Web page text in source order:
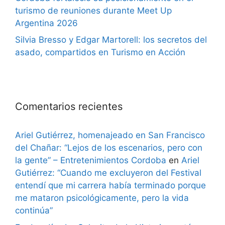
turismo de reuniones durante Meet Up
Argentina 2026
Silvia Bresso y Edgar Martorell: los secretos del
asado, compartidos en Turismo en Acción
Comentarios recientes
Ariel Gutiérrez, homenajeado en San Francisco
del Chañar: “Lejos de los escenarios, pero con
la gente” – Entretenimientos Cordoba en Ariel
Gutiérrez: “Cuando me excluyeron del Festival
entendí que mi carrera había terminado porque
me mataron psicológicamente, pero la vida
continúa”